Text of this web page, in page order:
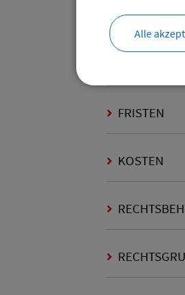
FRISTEN
KOSTEN
Alle